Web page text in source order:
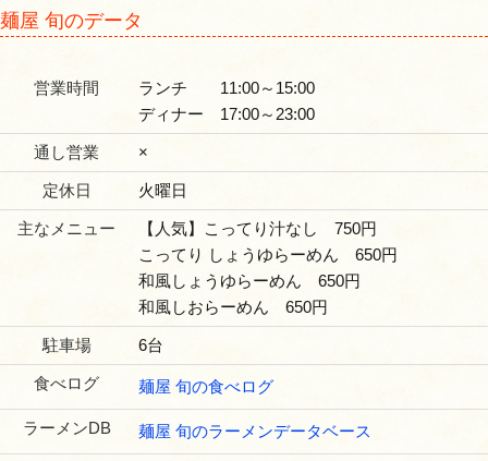
麺屋 旬のデータ
営業時間
ランチ 11:00～15:00
ディナー 17:00～23:00
通し営業 ×
定休日 火曜日
主なメニュー
【人気】こってり汁なし 750円
こってり しょうゆらーめん 650円
和風しょうゆらーめん 650円
和風しおらーめん 650円
駐車場 6台
食べログ 麺屋 旬の食べログ
ラーメンDB 麺屋 旬のラーメンデータベース